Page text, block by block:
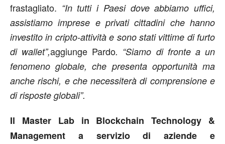
frastagliato. “In tutti i Paesi dove abbiamo uffici,
assistiamo imprese e privati cittadini che hanno
investito in cripto-attivitàe sono stati vittime di furto
di wallet”,aggiunge Pardo. “Siamo di fronte a un
fenomeno globale, che presenta opportunitàma
anche rischi, e che necessiteràdi comprensione e
di risposte globali”.
Il Master Lab in Blockchain Technology &
Management a servizio di aziende e